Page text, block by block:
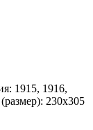
1915, 1916,
230х305